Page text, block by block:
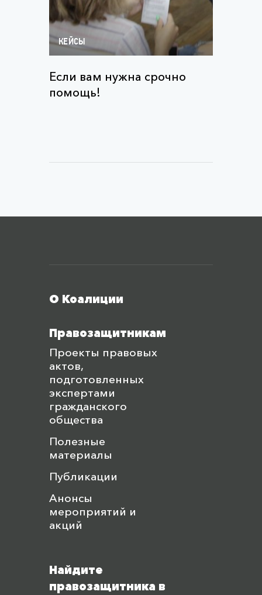
КЕЙСЫ
Если вам нужна срочно
помощь!
О Коалиции
Правозащитникам
Проекты правовых
актов,
подготовленных
экспертами
гражданского
общества
Полезные
материалы
Публикации
Анонсы
мероприятий и
акций
Найдите
правозащитника в